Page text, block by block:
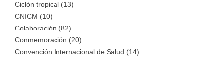
Ciclón tropical (13)
CNICM (10)
Colaboración (82)
Conmemoración (20)
Convención Internacional de Salud (14)